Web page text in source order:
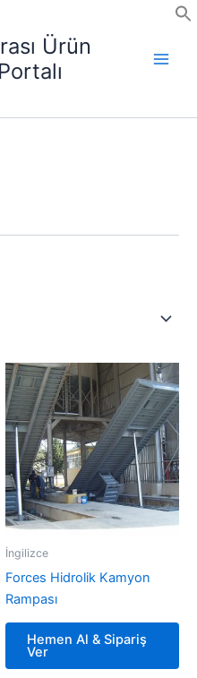
Ürün
İngilizce
Forces Hidrolik Kamyon
Rampası
Hemen Al & Sipariş
Ver